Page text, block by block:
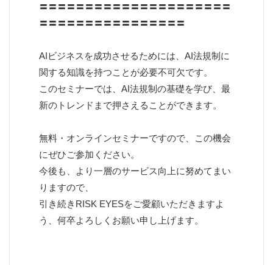
〓〓〓〓〓〓〓〓〓〓〓〓〓〓〓〓〓〓〓〓〓
〓〓〓〓〓〓〓〓〓〓〓〓〓〓〓〓
AIビジネスを成功させるためには、AI法規制に
関する知識を持つことが必要不可欠です。
このセミナーでは、AI法規制の基礎を学び、最
新のトレンドまで押さえることができます。
無料・オンラインセミナーですので、この機会
にぜひご参加ください。
今後も、より一層のサービス向上に努めてまい
りますので、
引き続きRISK EYESをご愛顧いただきますよ
う、何卒よろしくお願い申し上げます。